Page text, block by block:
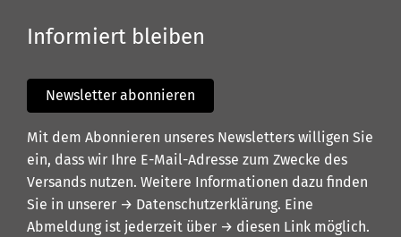
Informiert bleiben
Newsletter abonnieren
Mit dem Abonnieren unseres Newsletters willigen Sie
ein, dass wir Ihre E-Mail-Adresse zum Zwecke des
Versands nutzen. Weitere Informationen dazu finden
Sie in unserer → Datenschutzerklärung. Eine
Abmeldung ist jederzeit über → diesen Link möglich.